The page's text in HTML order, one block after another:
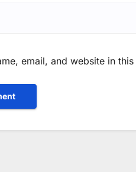
email, and website in